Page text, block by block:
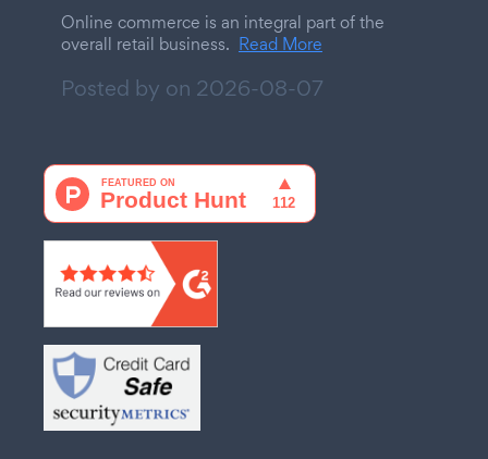
Online commerce is an integral part of the
overall retail business. Read More
Posted by on 2026-08-07